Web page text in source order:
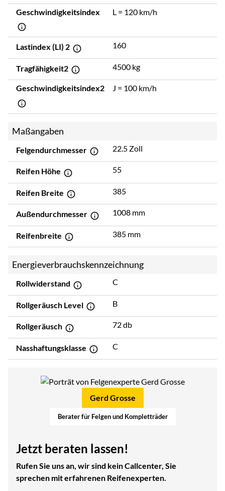
Geschwindigkeitsindex L = 120 km/h
Lastindex (LI) 2 160
Tragfähigkeit2 4500 kg
Geschwindigkeitsindex2 J = 100 km/h
Maßangaben
Felgendurchmesser 22.5 Zoll
Reifen Höhe 55
Reifen Breite 385
Außendurchmesser 1008 mm
Reifenbreite 385 mm
Energieverbrauchskennzeichnung
Rollwiderstand C
Rollgeräusch Level B
Rollgeräusch 72 db
Nasshaftungsklasse C
Gerd Grosse
Berater für Felgen und Kompletträder
Jetzt beraten lassen!
Rufen Sie uns an, wir sind kein Callcenter, Sie
sprechen mit erfahrenen Reifenexperten.